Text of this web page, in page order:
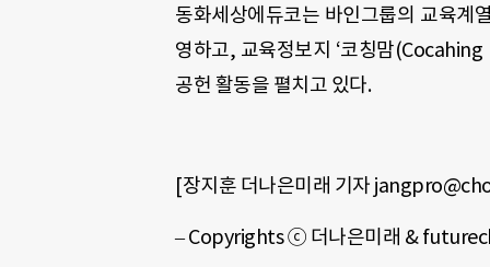
동화세상에듀코는 바인그룹의 교육계
영하고, 교육정보지 ‘코칭맘
공헌 활동을 펼치고 있다.
[장지훈 더나은미래 기자
–Copyrightsⓒ 더나은미래 &